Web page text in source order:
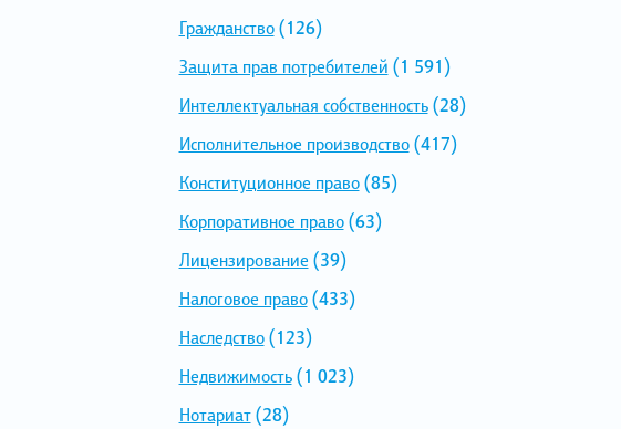
Гражданство(126)
Защита прав потребителей (1 591)
Интеллектуальная собственность(28)
Исполнительное производство(417)
Конституционное право(85)
Корпоративное право(63)
Лицензирование (39)
Налоговое право(433)
Наследство(123)
Недвижимость(1 023)
Нотариат(28)